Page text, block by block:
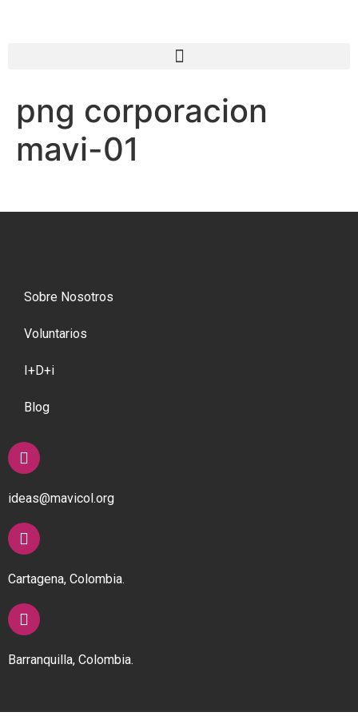
png corporacion
mavi-01
Sobre Nosotros
Voluntarios
I+D+i
Blog
ideas@mavicol.org
Cartagena, Colombia.
Barranquilla, Colombia.